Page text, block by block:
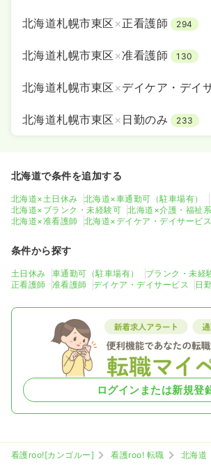
北海道札幌市東区 ×正看護師 294
北海道札幌市東区 ×准看護師 130
北海道札幌市東区 ×デイケア・デイ
北海道札幌市東区 × 日勤のみ 233
北海道で条件を追加する
北海道×土日休み
北海道×車通勤可（駐車場有）
北海道×ブランク・未経験可
北海道×介護・福祉系
北海道×准看護師
北海道×デイケア・デイサービス
条件から探す
土日休み 車通勤可（駐車場有） ブランク・未経
正看護師
准看護師 デイケア・デイサービス 日
ログインまたは新規登
看護roo![カンゴルー] 看護roo! 転職 北海道